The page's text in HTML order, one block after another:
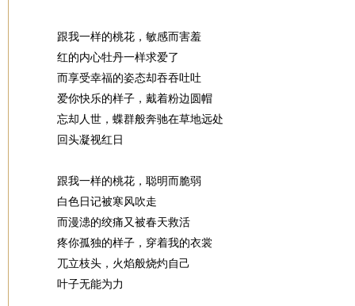
跟我一样的桃花，敏感而害羞
红的内心牡丹一样求爱了
而享受幸福的姿态却吞吞吐吐
爱你快乐的样子，戴着粉边圆帽
忘却人世，蝶群般奔驰在草地远处
回头凝视红日
跟我一样的桃花，聪明而脆弱
白色日记被寒风吹走
而漫漶的绞痛又被春天救活
疼你孤独的样子，穿着我的衣裳
兀立枝头，火焰般烧灼自己
叶子无能为力